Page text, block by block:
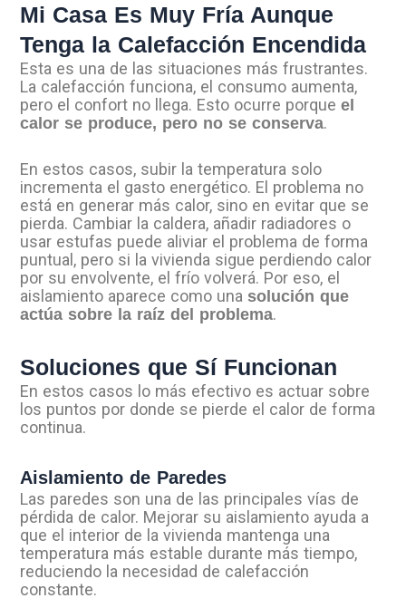
Mi Casa Es Muy Fría Aunque
Tenga la Calefacción Encendida
Esta es una de las situaciones más frustrantes.
La calefacción funciona, el consumo aumenta,
pero el confort no llega. Esto ocurre porqueel
calor se produce, pero no se conserva.
En estos casos, subir la temperatura solo
incrementa el gasto energético. El problema no
está en generar más calor, sino en evitar que se
pierda. Cambiar la caldera, añadir radiadores o
usar estufas puede aliviar el problema de forma
puntual, pero si la vivienda sigue perdiendo calor
por su envolvente, el frío volverá. Por eso, el
aislamiento aparece como una solución que
actúa sobre la raíz del problema.
Soluciones que Sí Funcionan
En estos casos lo más efectivo es actuar sobre
los puntos por donde se pierde el calor de forma
continua.
Aislamiento de Paredes
Las paredes son una de las principales vías de
pérdida de calor. Mejorar su aislamiento ayuda a
que el interior de la vivienda mantenga una
temperatura más estable durante más tiempo,
reduciendo la necesidad de calefacción
constante.